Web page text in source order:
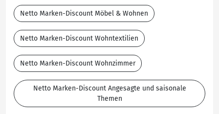
Netto Marken-Discount Möbel & Wohnen
Netto Marken-Discount Wohntextilien
Netto Marken-Discount Wohnzimmer
Netto Marken-Discount Angesagte und saisonale
Themen